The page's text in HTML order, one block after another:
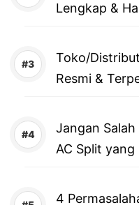
Lengkap &
Toko/
Resmi &
Jangan
AC Split yang
4